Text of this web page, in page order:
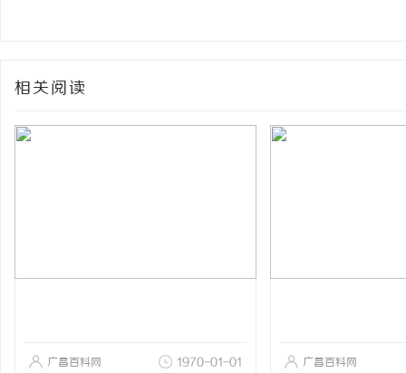
相关阅读
广昌百科网 1970-01-01 广昌百科网